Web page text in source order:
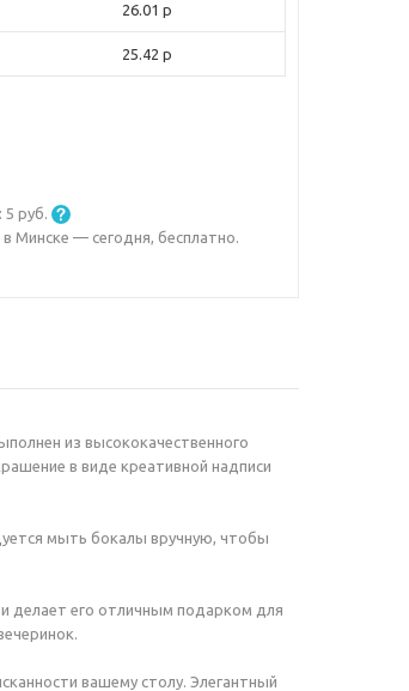
26.01 р
25.42 р
5 руб.
в Минске — сегодня, бесплатно.
из высококачественного
в виде креативной надписи
мыть бокалы вручную, чтобы
делает его отличным подарком для
вашему столу. Элегантный